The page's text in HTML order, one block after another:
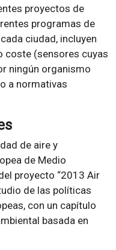
proyectos de
programas de
ciudad, incluyen
coste (sensores cuyas
ningún organismo
a normativas
de aire y
de Medio
proyecto “2013 Air
de las políticas
con un capítulo
basada en